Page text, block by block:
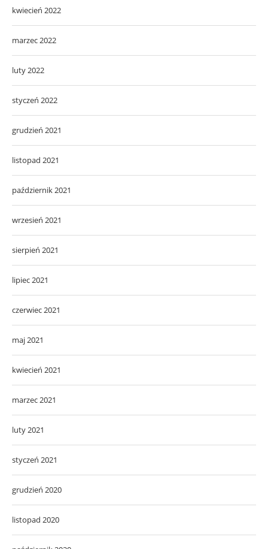
kwiecień 2022
marzec 2022
luty 2022
styczeń 2022
grudzień 2021
listopad 2021
październik 2021
wrzesień 2021
sierpień 2021
lipiec 2021
czerwiec 2021
maj 2021
kwiecień 2021
marzec 2021
luty 2021
styczeń 2021
grudzień 2020
listopad 2020